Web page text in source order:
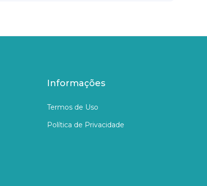
Informações
Termos de Uso
Política de Privacidade